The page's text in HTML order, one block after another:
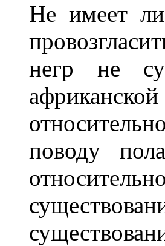
Не имеет
негр не
поводу